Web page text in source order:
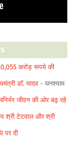
करोड़ रूपये की
डॉ. यादव - घनश्याम
जीवन की ओर बढ़ रहे
श्री टेटवाल और श्री
पर दी